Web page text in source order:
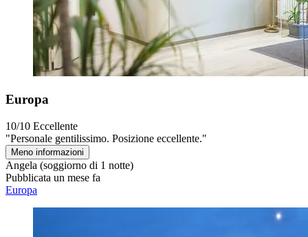
Europa
10/10 Eccellente
"Personale gentilissimo. Posizione eccellente."
Meno informazioni
Angela (soggiorno di 1 notte)
Pubblicata un mese fa
Europa